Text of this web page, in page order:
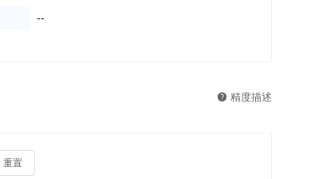
--
精度描述
重置